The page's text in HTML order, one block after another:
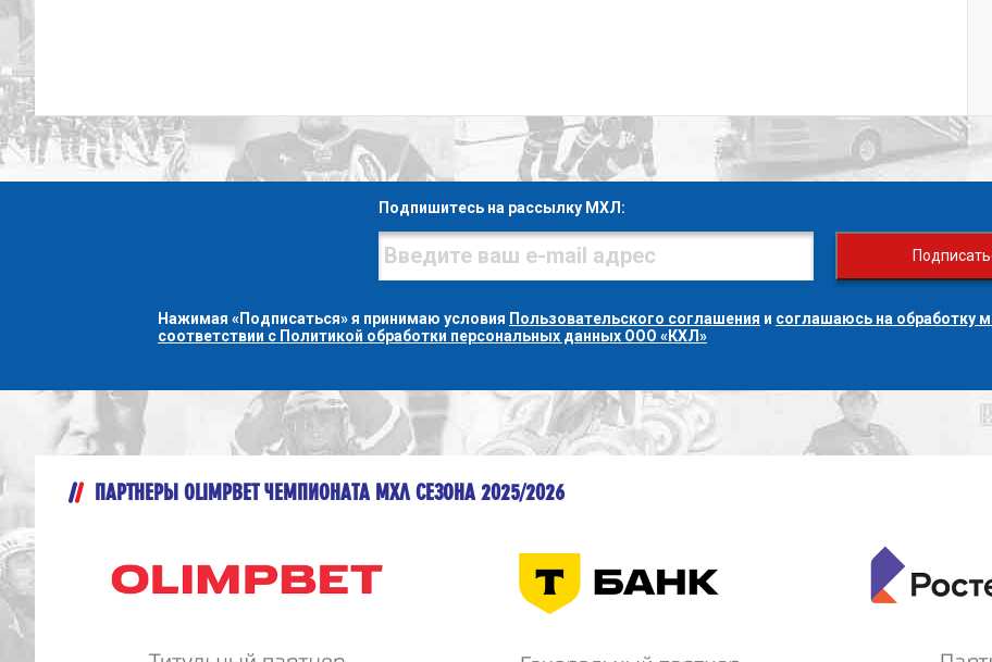
Подпишитесь на рассылку МХЛ:
Нажимая «Подписаться» я принимаю условия Пользовательского соглашения и соглашаюсь на обработку
соответствии с Политикой обработки персональных данных ООО «КХЛ»
ПАРТНЕРЫ OLIMPBET ЧЕМПИОНАТА МХЛ СЕЗОНА 2025/2026